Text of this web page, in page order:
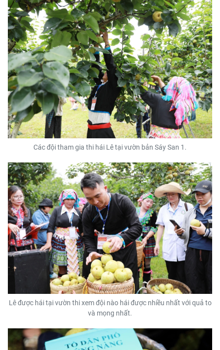
Các đội tham gia thi hái Lê tại vườn bản Sáy San 1.
Lê được hái tại vườn thi xem đội nào hái được nhiều nhất với quả to
và mọng nhất.